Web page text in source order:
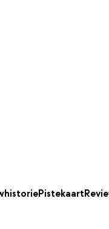
Pistekaart